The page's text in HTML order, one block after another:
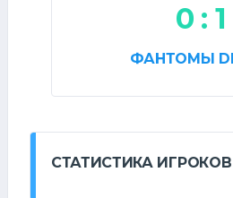
0 : 1
ФАНТОМЫ
СТАТИСТИКА